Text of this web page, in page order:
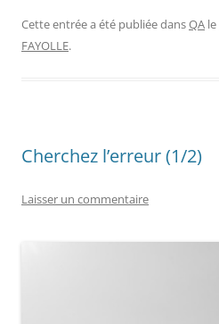
Cette entrée a été publiée dansQA le
FAYOLLE.
Cherchez l’erreur (1/2)
Laisser un commentaire